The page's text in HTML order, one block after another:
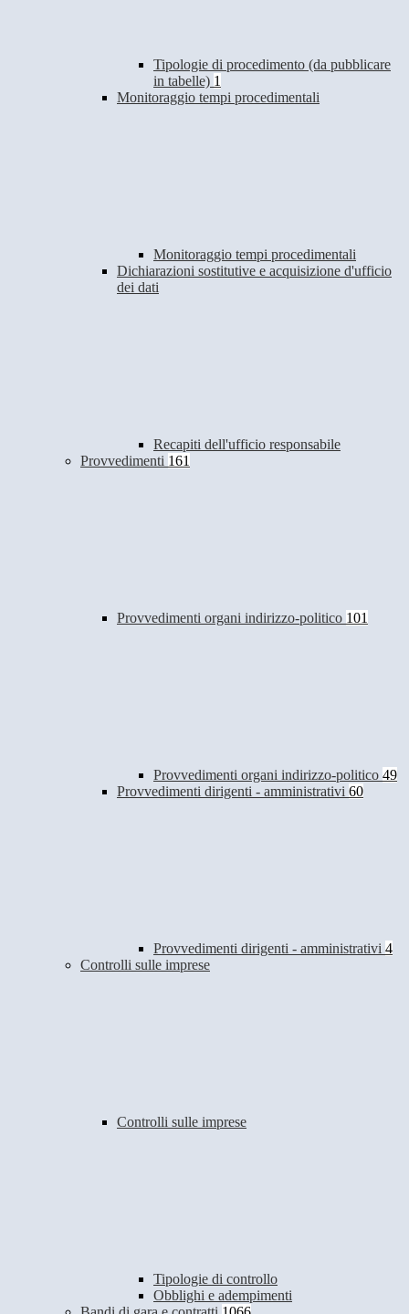
Tipologie di procedimento (da pubblicare
in tabelle) 1
Monitoraggio tempi procedimentali
Monitoraggio tempi procedimentali
Dichiarazioni sostitutive e acquisizione d'ufficio
dei dati
Recapiti dell'ufficio responsabile
Provvedimenti 161
Provvedimenti organi indirizzo-politico 101
Provvedimenti organi indirizzo-politico 49
Provvedimenti dirigenti - amministrativi 60
Provvedimenti dirigenti - amministrativi 4
Controlli sulle imprese
Controlli sulle imprese
Tipologie di controllo
Obblighi e adempimenti